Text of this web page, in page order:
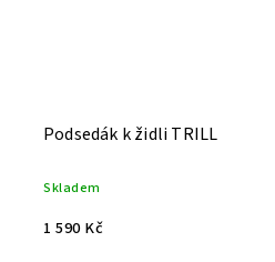
Podsedák k židli TRILL
Skladem
1 590 Kč